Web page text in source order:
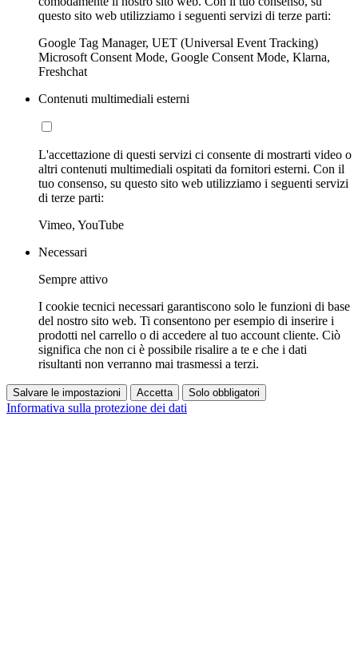
questo sito web utilizziamo i seguenti servizi di terze parti:
Google Tag Manager, UET (Universal Event Tracking)
Microsoft Consent Mode, Google Consent Mode, Klarna,
Freshchat
Contenuti multimediali esterni
L'accettazione di questi servizi ci consente di mostrarti video o
altri contenuti multimediali ospitati da fornitori esterni. Con il
tuo consenso, su questo sito web utilizziamo i seguenti servizi
di terze parti:
Vimeo, YouTube
Necessari
Sempre attivo
I cookie tecnici necessari garantiscono solo le funzioni di base
del nostro sito web. Ti consentono per esempio di inserire i
prodotti nel carrello o di accedere al tuo account cliente. Ciò
significa che non ci è possibile risalire a te e che i dati
risultanti non verranno mai trasmessi a terzi.
Salvare le impostazioni Accetta Solo obbligatori
Informativa sulla protezione dei dati